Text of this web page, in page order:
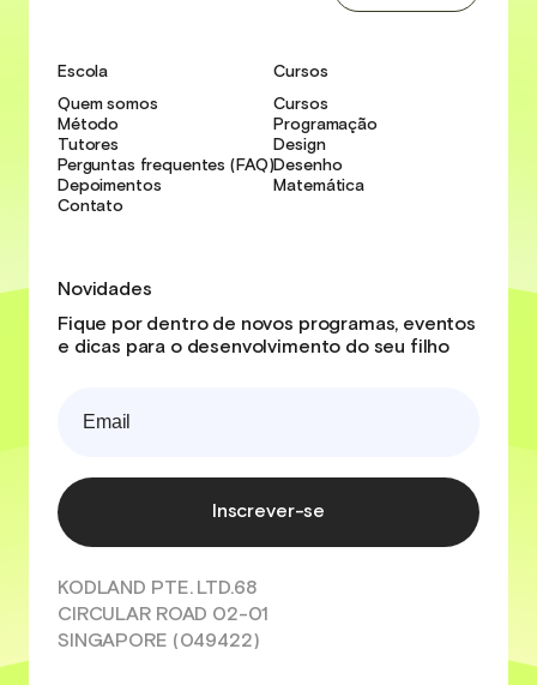
Escola
Quem somos
Método
Tutores
Perguntas frequentes (FAQ)
Depoimentos
Contato
Cursos
Cursos
Programação
Design
Desenho
Matemática
Novidades
Fique por dentro de novos programas, eventos
e dicas para o desenvolvimento do seu filho
Inscrever-se
KODLAND PTE. LTD.68
CIRCULAR ROAD 02-01
SINGAPORE (049422)